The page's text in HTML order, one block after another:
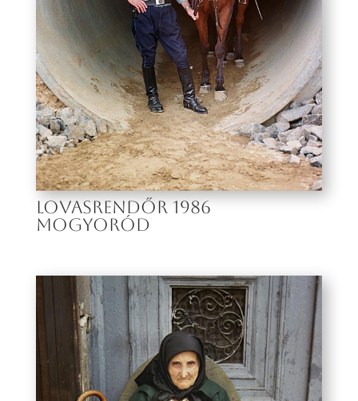
LOVASRENDŐR 1986
MOGYORÓD